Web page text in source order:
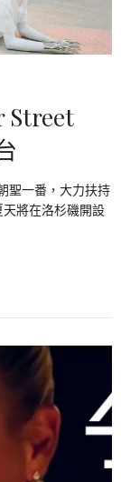
Street
一番，大力扶持
將在洛杉磯開設